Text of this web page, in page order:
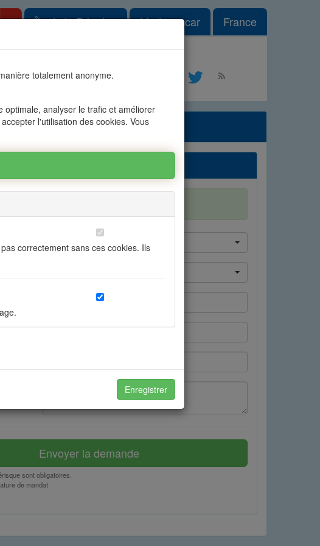
totalement anonyme.
optimale, analyser le trafic et améliorer
l'utilisation des cookies. Vous
correctement sans ces cookies. Ils
votre expérience avec vos amis.
Enregistrer
Toggle Dropdown
Île de la Réunion Madagascar France
Contact
!
* Veuillez choisir la ville
Envoyer la demande
sont obligatoires.
de mandat